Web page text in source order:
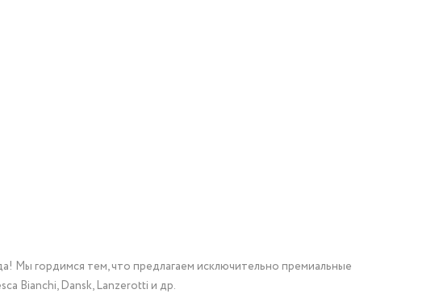
Мы гордимся тем, что предлагаем исключительно премиальные
Bianchi, Dansk, Lanzerotti и др.